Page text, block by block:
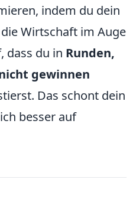
indem du dein
Wirtschaft im Auge
dass du in Runden,
gewinnen
Das schont dein
besser auf